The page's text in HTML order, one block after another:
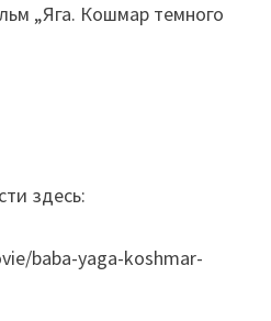
„Яга. Кошмар темного
здесь:
baba-yaga-koshmar-